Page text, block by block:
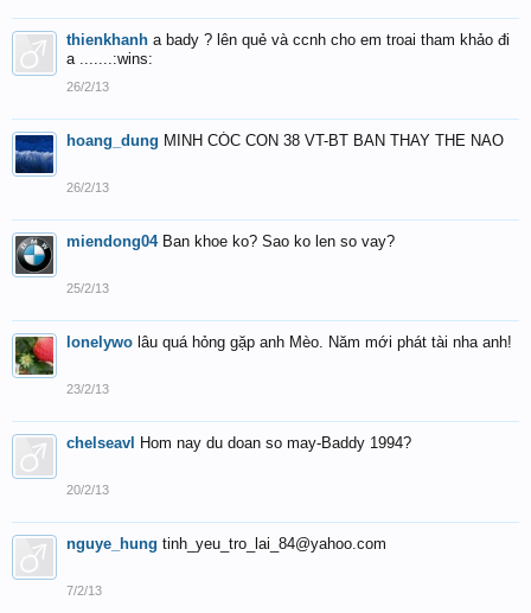
thienkhanh a bady ? lên quẻ và ccnh cho em troai tham khảo đi
a .......:wins:
26/2/13
hoang_dung MINH CÓC CON 38 VT-BT BAN THAY THE NAO
26/2/13
miendong04 Ban khoe ko? Sao ko len so vay?
25/2/13
lonelywo lâu quá hỏng gặp anh Mèo. Năm mới phát tài nha anh!
23/2/13
chelseavl Hom nay du doan so may-Baddy 1994?
20/2/13
nguye_hung tinh_yeu_tro_lai_84@yahoo.com
7/2/13